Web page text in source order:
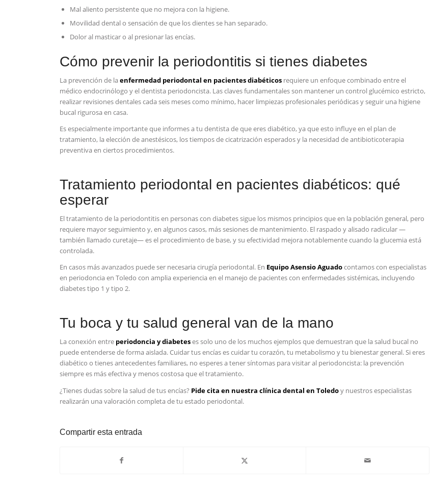
Mal aliento persistente que no mejora con la higiene.
Movilidad dental o sensación de que los dientes se han separado.
Dolor al masticar o al presionar las encías.
Cómo prevenir la periodontitis si tienes diabetes
La prevención de laenfermedad periodontal en pacientes diabéticos requiere un enfoque combinado entre el
médico endocrinólogo y el dentista periodoncista. Las claves fundamentales son mantener un control glucémico estricto,
realizar revisiones dentales cada seis meses como mínimo, hacer limpiezas profesionales periódicas y seguir una higiene
bucal rigurosa en casa.
Es especialmente importante que informes a tu dentista de que eres diabético, ya que esto influye en el plan de
tratamiento, la elección de anestésicos, los tiempos de cicatrización esperados y la necesidad de antibioticoterapia
preventiva en ciertos procedimientos.
Tratamiento periodontal en pacientes diabéticos: qué
esperar
El tratamiento de la periodontitis en personas con diabetes sigue los mismos principios que en la población general, pero
requiere mayor seguimiento y, en algunos casos, más sesiones de mantenimiento. El raspado y alisado radicular —
también llamado curetaje— es el procedimiento de base, y su efectividad mejora notablemente cuando la glucemia está
controlada.
En casos más avanzados puede ser necesaria cirugía periodontal. En Equipo Asensio Aguadocontamos con especialistas
en periodoncia en Toledo con amplia experiencia en el manejo de pacientes con enfermedades sistémicas, incluyendo
diabetes tipo 1 y tipo 2.
Tu boca y tu salud general van de la mano
La conexión entre periodoncia y diabeteses solo uno de los muchos ejemplos que demuestran que la salud bucal no
puede entenderse de forma aislada. Cuidar tus encías es cuidar tu corazón, tu metabolismo y tu bienestar general. Si eres
diabético o tienes antecedentes familiares, no esperes a tener síntomas para visitar al periodoncista: la prevención
siempre es más efectiva y menos costosa que el tratamiento.
¿Tienes dudas sobre la salud de tus encías? Pide cita en nuestra clínica dental en Toledoy nuestros especialistas
realizarán una valoración completa de tu estado periodontal.
Compartir esta entrada